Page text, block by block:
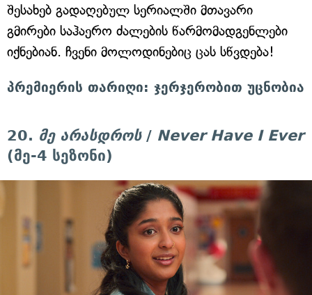
შესახებ გადაღებულ სერიალში მთავარი
გმირები საჰაერო ძალების წარმომადგენლები
იქნებიან. ჩვენი მოლოდინებიც ცას სწვდება!
პრემიერის თარიღი: ჯერჯერობით უცნობია
20. მე არასდროს / Never Have I Ever
(მე-4 სეზონი)